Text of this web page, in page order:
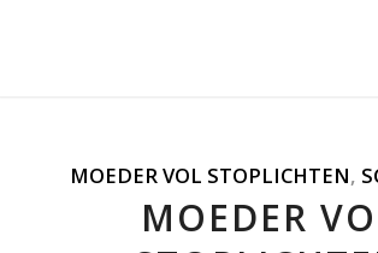
MOEDER VOL STOPLICHTEN,
MOEDER